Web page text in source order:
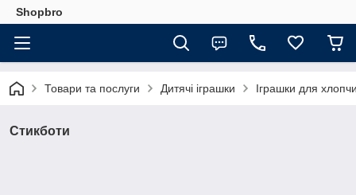
Shopbro
Товари та послуги Дитячі іграшки Іграшки для
Стикботи